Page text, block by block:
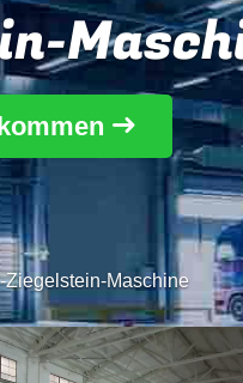
Ziegelstein-Maschine